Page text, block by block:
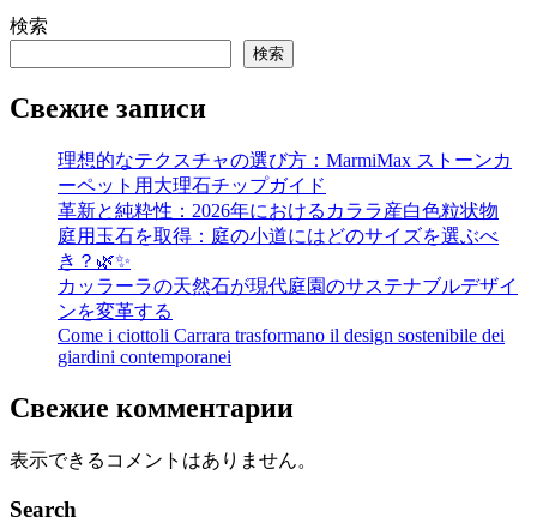
検索
検索
Свежие записи
理想的なテクスチャの選び方：MarmiMax ストーンカ
ーペット用大理石チップガイド
革新と純粋性：2026年におけるカララ産白色粒状物
庭用玉石を取得：庭の小道にはどのサイズを選ぶべ
き？🌿✨
カッラーラの天然石が現代庭園のサステナブルデザイ
ンを変革する
Come i ciottoli Carrara trasformano il design sostenibile dei
giardini contemporanei
Свежие комментарии
表示できるコメントはありません。
Search